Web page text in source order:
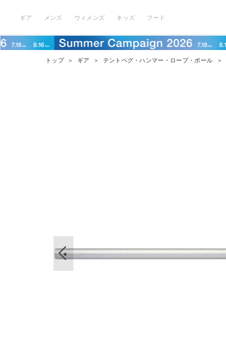
ギア メンズ ウィメンズ キッズ フード
トップ ＞ ギア ＞ テントペグ・ハンマー・ロープ・ポール ＞